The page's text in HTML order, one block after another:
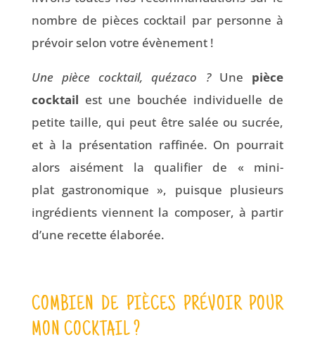
nombre de pièces cocktail par personne à
prévoir selon votre évènement !
Une pièce cocktail, quézaco ? Une pièce
cocktail est une bouchée individuelle de
petite taille, qui peut être salée ou sucrée,
et à la présentation raffinée. On pourrait
alors aisément la qualifier de « mini-
plat gastronomique », puisque plusieurs
ingrédients viennent la composer, à partir
d’une recette élaborée.
COMBIEN DE PIÈCES PRÉVOIR POUR
MON COCKTAIL ?